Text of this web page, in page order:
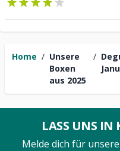
Home / Unsere
Boxen
aus 2025
/
LASS UNS IN
Melde dich für